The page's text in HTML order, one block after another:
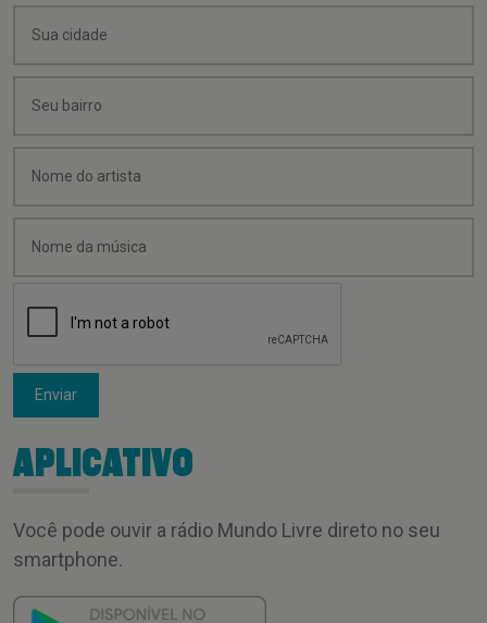
Enviar
APLICATIVO
Você pode ouvir a rádio Mundo Livre direto no seu
smartphone.